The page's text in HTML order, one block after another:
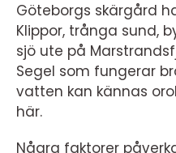
Göteborgs skärgård
Klippor, trånga sund,
sjö ute på
Segel som fungerar
vatten kan kännas
här.
Några faktorer